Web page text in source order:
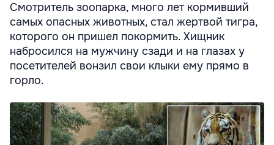
Смотритель зоопарка, много лет кормивший
самых опасных животных, стал жертвой тигра,
которого он пришел покормить. Хищник
набросился на мужчину сзади и на глазах у
посетителей вонзил свои клыки ему прямо в
горло.